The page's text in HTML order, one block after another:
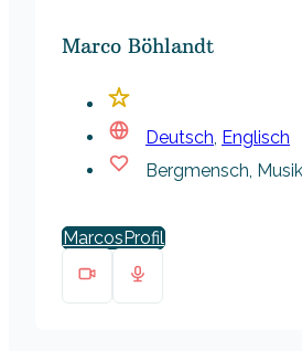
Marco Böhlandt
Deutsch, Englisch
Bergmensch,
Marcos